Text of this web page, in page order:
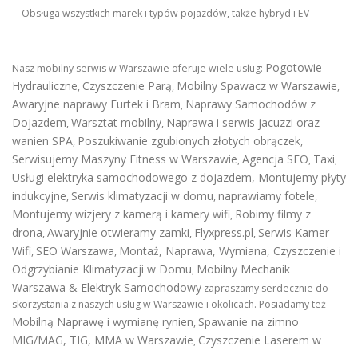
Obsługa wszystkich marek i typów pojazdów, także hybryd i EV
Nasz mobilny serwis w Warszawie oferuje wiele usług: Pogotowie
Hydrauliczne, Czyszczenie Parą, Mobilny Spawacz w Warszawie,
Awaryjne naprawy Furtek i Bram, Naprawy Samochodów z
Dojazdem, Warsztat mobilny, Naprawa i serwis jacuzzi oraz
wanien SPA, Poszukiwanie zgubionych złotych obrączek,
Serwisujemy Maszyny Fitness w Warszawie, Agencja SEO, Taxi,
Usługi elektryka samochodowego z dojazdem, Montujemy płyty
indukcyjne, Serwis klimatyzacji w domu, naprawiamy fotele,
Montujemy wizjery z kamerą i kamery wifi, Robimy filmy z
drona, Awaryjnie otwieramy zamki, Flyxpress.pl, Serwis Kamer
Wifi, SEO Warszawa, Montaż, Naprawa, Wymiana, Czyszczenie i
Odgrzybianie Klimatyzacji w Domu, Mobilny Mechanik
Warszawa & Elektryk Samochodowy zapraszamy serdecznie do
skorzystania z naszych usług w Warszawie i okolicach. Posiadamy też
Mobilną Naprawę i wymianę rynien, Spawanie na zimno
MIG/MAG, TIG, MMA w Warszawie, Czyszczenie Laserem w